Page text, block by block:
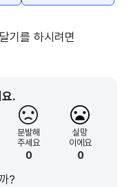
기를 하시려면
.
분발해
주세요
0
실망
이에요
0
?